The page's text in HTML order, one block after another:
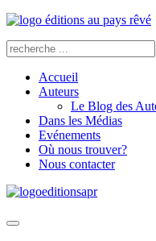
Accueil
Auteurs
Le Blog des
Dans les Médias
Evénements
Où nous trouver?
Nous contacter